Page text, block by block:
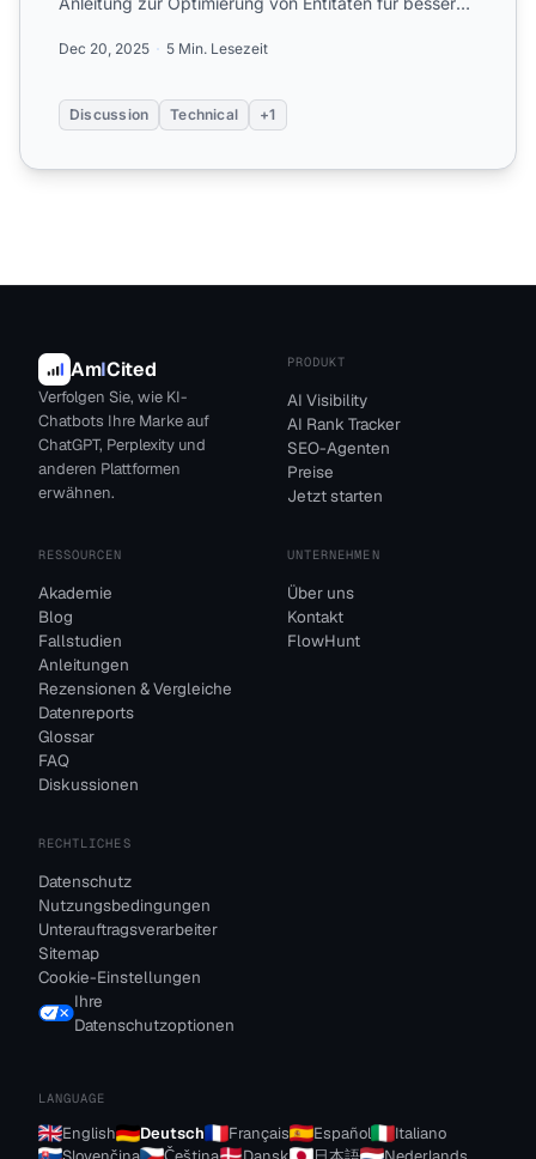
Dec 20, 2025 5 Min. Lesezeit
Discussion Technical +1
AmICited
Verfolgen Sie, wie KI-
Chatbots Ihre Marke auf
ChatGPT, Perplexity und
anderen Plattformen
erwähnen.
PRODUKT
AI Visibility
AI Rank Tracker
SEO-Agenten
Preise
Jetzt starten
RESSOURCEN
Akademie
Blog
Fallstudien
Anleitungen
Rezensionen & Vergleiche
Datenreports
Glossar
FAQ
Diskussionen
UNTERNEHMEN
Über uns
Kontakt
FlowHunt
RECHTLICHES
Datenschutz
Nutzungsbedingungen
Unterauftragsverarbeiter
Sitemap
Cookie-Einstellungen
Ihre
Datenschutzoptionen
LANGUAGE
English Deutsch Français Español
Italiano